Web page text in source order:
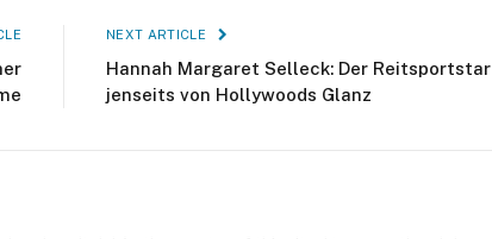
NEXT ARTICLE
Hannah Margaret Selleck: Der Reitsportstar
jenseits von Hollywoods Glanz